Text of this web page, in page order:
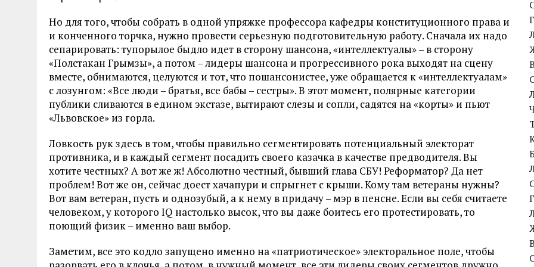
Но для того, чтобы собрать в одной упряжке профессора кафедры конституционного права и
и конченного торчка, нужно провести серьезную подготовительную работу. Сначала их надо
сепарировать: тупорылое быдло идет в сторону шансона, «интеллектуалы» – в сторону
«Полстакан Грымзы», а потом – лидеры шансона и прогрессивного рока выходят на сцену
вместе, обнимаются, целуются и тот, что пошансонистее, уже обращается к «интеллектуалам»
с лозунгом: «Все люди – братья, все бабы – сестры». В этот момент, полярные категории
публики сливаются в едином экстазе, вытирают слезы и сопли, садятся на «корты» и пьют
«Львовское» из горла.
Ловкость рук здесь в том, чтобы правильно сегментировать потенциальный электорат
противника, и в каждый сегмент посадить своего казачка в качестве предводителя. Вы
хотите честных? А вот же ж! Абсолютно честный, бывший глава СБУ! Реформатор? Да нет
проблем! Вот же он, сейчас доест хачапури и спрыгнет с крыши. Кому там ветераны нужны?
Вот вам ветеран, пусть и однозубый, а к нему в придачу – мэр в пенсне. Если вы себя считаете
человеком, у которого IQ настолько высок, что вы даже боитесь его протестировать, то
поющий физик – именно ваш выбор.
Заметим, все это кодло запущено именно на «патриотическое» электоральное поле, чтобы